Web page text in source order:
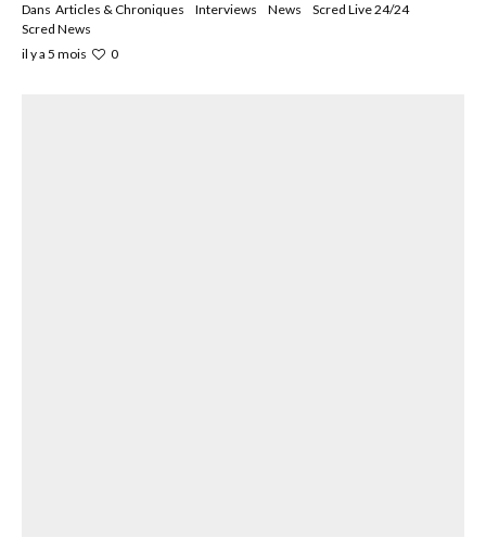
Dans Articles & Chroniques Interviews News
Scred Live 24/24
Scred News
il y a 5 mois
0